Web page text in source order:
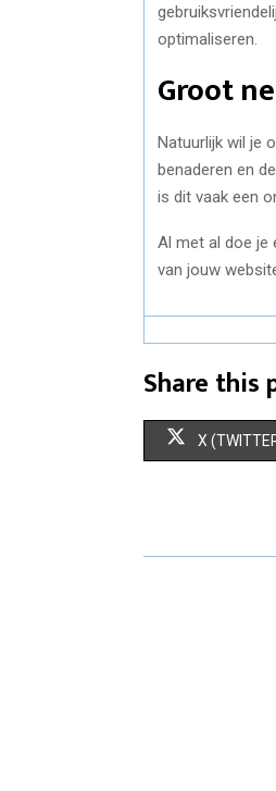
optimaliseren.
Groot
Natuurlijk wil je
benaderen en
is dit vaak een
Al met al doe je
van jouw
Share this
S
R
X